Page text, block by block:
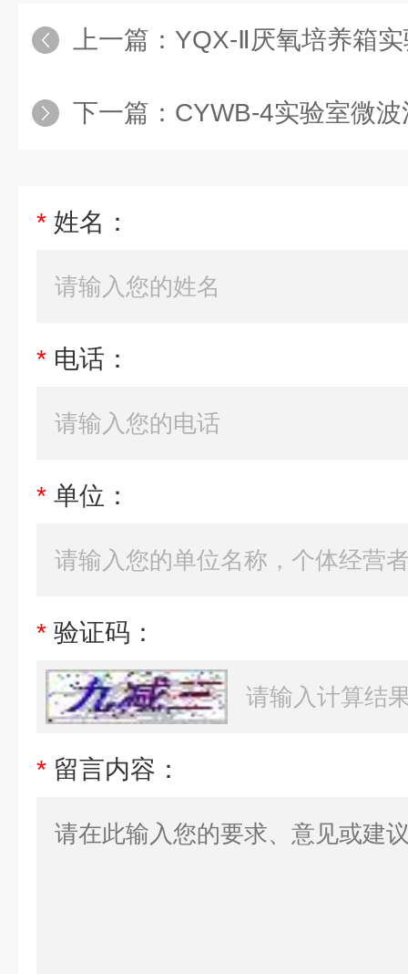
上一篇： YQX-Ⅱ厌氧培养箱实验
下一篇： CYWB-4实验室微波消解
* 姓名：
* 电话：
* 单位：
* 验证码：
* 留言内容：